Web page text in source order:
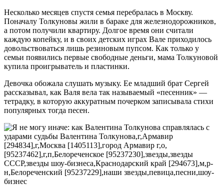
Несколько месяцев спустя семья перебралась в Москву.
Поначалу Толкуновы жили в бараке для железнодорожников,
а потом получили квартиру. Долгое время они считали
каждую копейку, и в своих детских играх Вале приходилось
довольствоваться лишь резиновым пупсом. Как только у
семьи появились первые свободные деньги, мама Толкуновой
купила проигрыватель и пластинки.
Девочка обожала слушать музыку. Ее младший брат Сергей
рассказывал, как Валя вела так называемый «песенник» —
тетрадку, в которую аккуратным почерком записывала стихи
популярных тогда песен.